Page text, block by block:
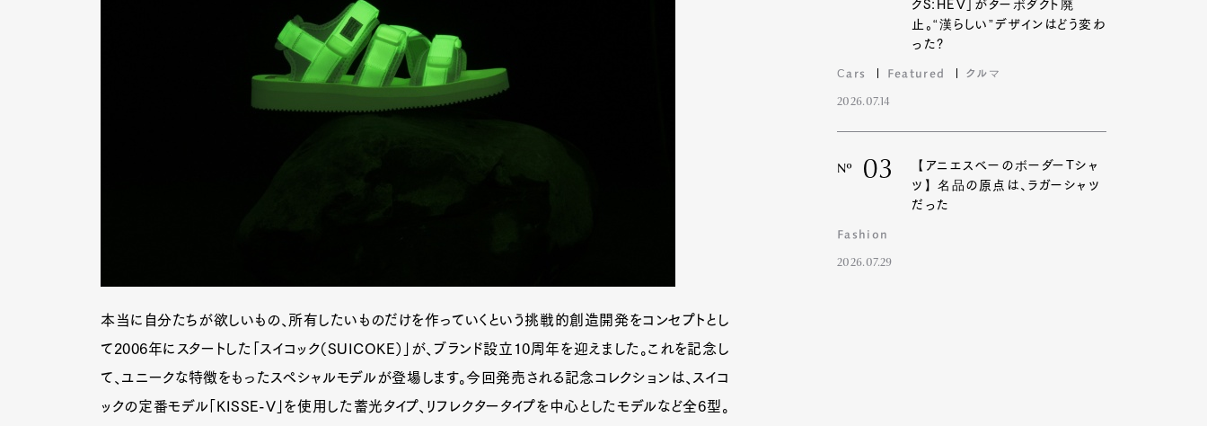
本当に自分たちが欲しいもの、所有したいものだけを作っていくという挑戦的創造開発をコンセプトとし
て2006年にスタートした「スイコック（SUICOKE）」が、ブランド設立10周年を迎えました。これを記念し
て、ユニークな特徴をもったスペシャルモデルが登場します。今回発売される記念コレクションは、スイコ
ックの定番モデル「KISSE-V」を使用した蓄光タイプ、リフレクタータイプを中心としたモデルなど全6型。
クS:HEV」がターボダクト廃
止。“漢らしい”デザインはどう変わ
った?
Cars Featured クルマ
2026.07.14
Nº 03
【アニエスベーのボーダーTシャ
ツ】名品の原点は、ラガーシャツ
だった
Fashion
2026.07.29